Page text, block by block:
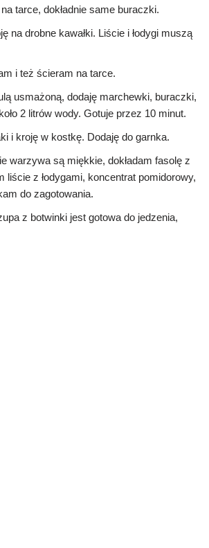
tarce, dokładnie same buraczki.
na drobne kawałki. Liście i łodygi muszą
i też ścieram na tarce.
usmażoną, dodaję marchewki, buraczki,
2 litrów wody. Gotuje przez 10 minut.
i kroję w kostkę. Dodaję do garnka.
warzywa są miękkie, dokładam fasolę z
liście z łodygami, koncentrat pomidorowy,
do zagotowania.
z botwinki jest gotowa do jedzenia,